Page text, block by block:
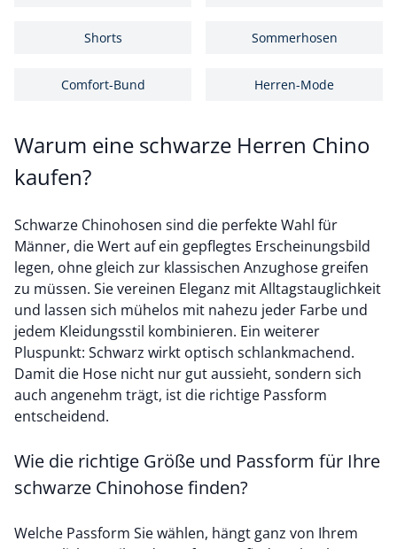
Shorts Sommerhosen
Comfort-Bund Herren-Mode
Warum eine schwarze Herren Chino
kaufen?
Schwarze Chinohosen sind die perfekte Wahl für
Männer, die Wert auf ein gepflegtes Erscheinungsbild
legen, ohne gleich zur klassischen Anzughose greifen
zu müssen. Sie vereinen Eleganz mit Alltagstauglichkeit
und lassen sich mühelos mit nahezu jeder Farbe und
jedem Kleidungsstil kombinieren. Ein weiterer
Pluspunkt: Schwarz wirkt optisch schlankmachend.
Damit die Hose nicht nur gut aussieht, sondern sich
auch angenehm trägt, ist die richtige Passform
entscheidend.
Wie die richtige Größe und Passform für Ihre
schwarze Chinohose finden?
Welche Passform Sie wählen, hängt ganz von Ihrem